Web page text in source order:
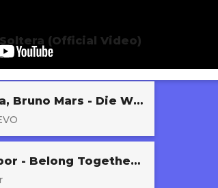
(Official Video)
Lady Gaga, Bruno Mars - Die With A Smile (Official Music Video)
Mark Ambor - Belong Together (Official Visualizer)